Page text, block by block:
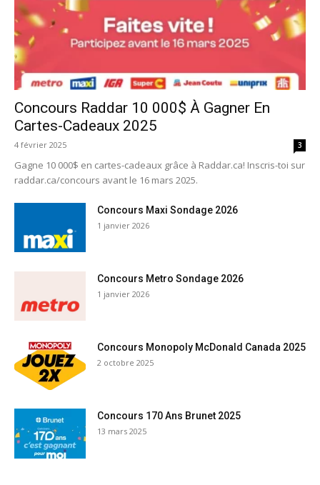
Concours Raddar 10 000$ À Gagner En
Cartes-Cadeaux 2025
4 février 2025 3
Gagne 10 000$ en cartes-cadeaux grâce à Raddar.ca! Inscris-toi sur
raddar.ca/concours avant le 16 mars 2025.
Concours Maxi Sondage 2026
1 janvier 2026
Concours Metro Sondage 2026
1 janvier 2026
Concours Monopoly McDonald Canada 2025
2 octobre 2025
Concours 170 Ans Brunet 2025
13 mars 2025